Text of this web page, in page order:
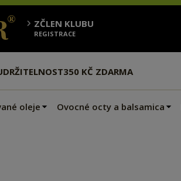
ZČLEN KLUBU
REGISTRACE
350 KČ ZDARMA
oleje Ovocné octy a balsamica